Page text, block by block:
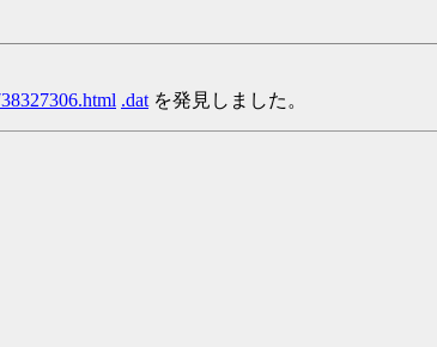
.datを発見しました。